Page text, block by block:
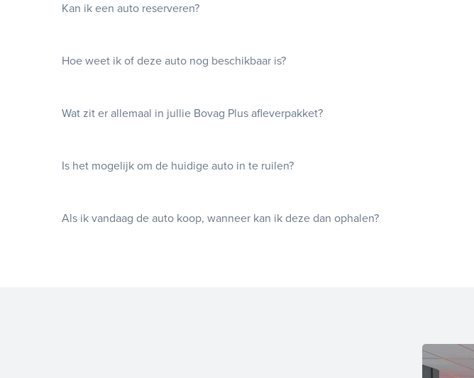
Kan ik een auto reserveren?
Hoe weet ik of deze auto nog beschikbaar is?
Wat zit er allemaal in jullie Bovag Plus afleverpakket?
Is het mogelijk om de huidige auto in te ruilen?
Als ik vandaag de auto koop, wanneer kan ik deze dan ophalen?